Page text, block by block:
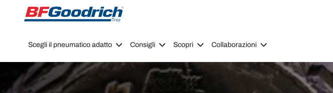
Go to page content
Go to page navigation
Scegli il pneumatico adatto Consigli Scopri Collaborazioni